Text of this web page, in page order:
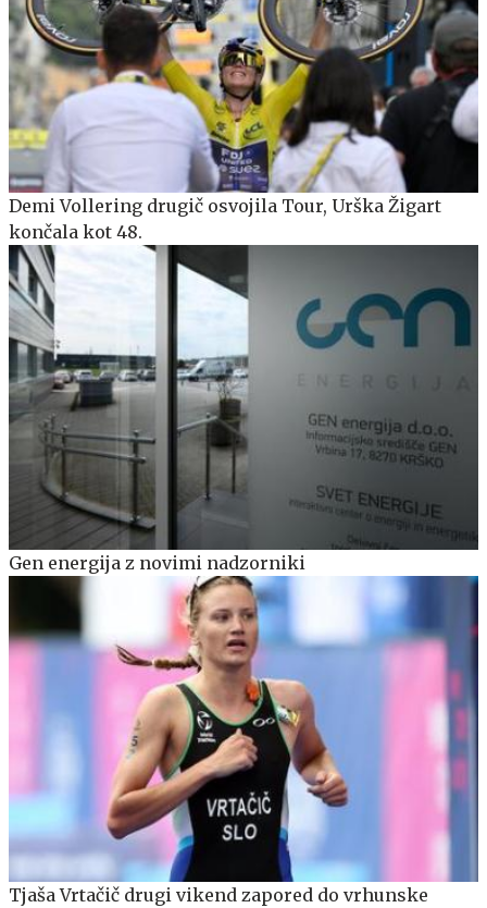
Demi Vollering drugič osvojila Tour, Urška Žigart
končala kot 48.
Gen energija z novimi nadzorniki
Tjaša Vrtačič drugi vikend zapored do vrhunske